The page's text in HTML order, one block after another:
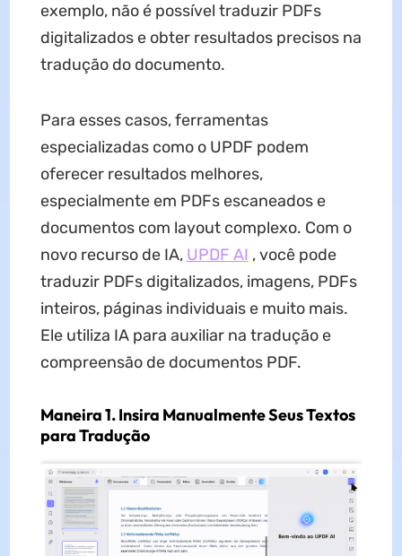
exemplo, não é possível traduzir PDFs
digitalizados e obter resultados precisos na
tradução do documento.
Para esses casos, ferramentas
especializadas como o UPDF podem
oferecer resultados melhores,
especialmente em PDFs escaneados e
documentos com layout complexo. Com o
novo recurso de IA, UPDF AI , você pode
traduzir PDFs digitalizados, imagens, PDFs
inteiros, páginas individuais e muito mais.
Ele utiliza IA para auxiliar na tradução e
compreensão de documentos PDF.
Maneira 1. Insira Manualmente Seus Textos
para Tradução